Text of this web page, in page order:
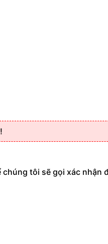
tôi sẽ gọi xác nhận